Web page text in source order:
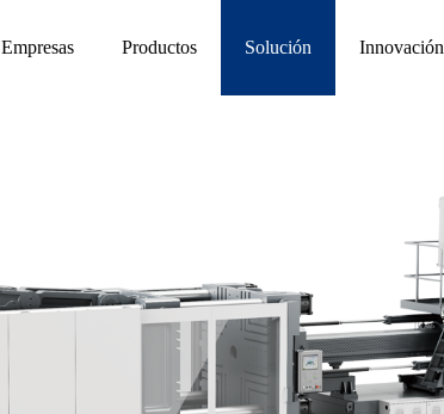
Empresas Productos Solución Innovación